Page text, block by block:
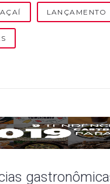
AÇAÍ LANÇAMENTO